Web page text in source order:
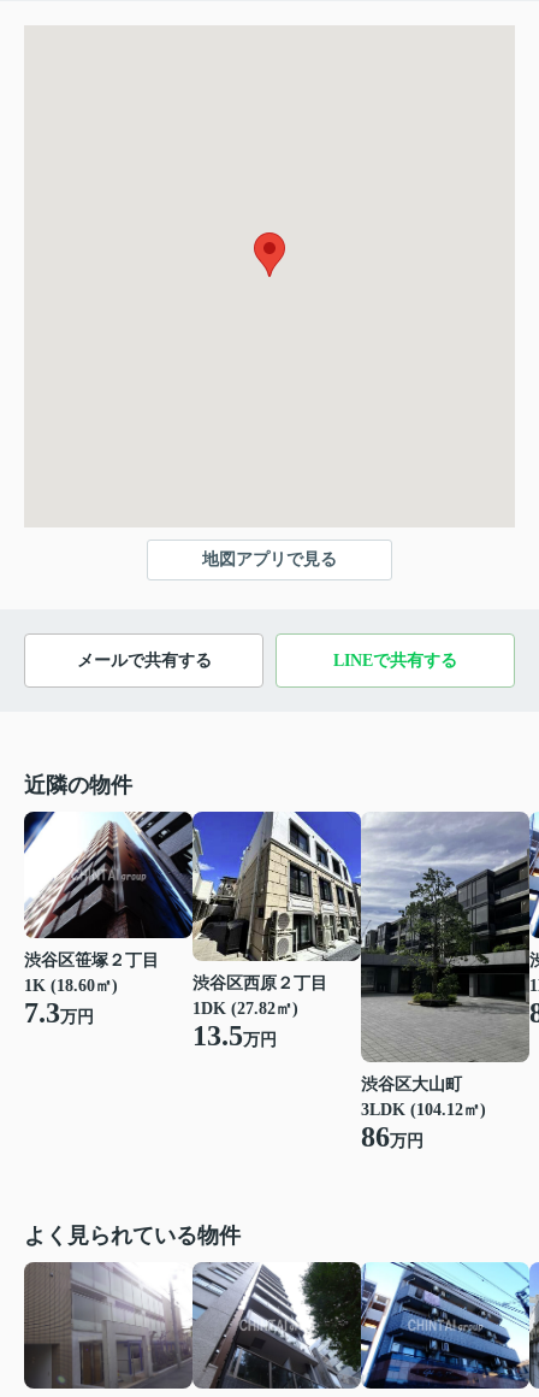
地図アプリで見る
メールで共有する LINEで共有する
近隣の物件
渋谷区笹塚２丁目
1K (18.60㎡)
7.3万円
渋谷区西原２丁目
1DK (27.82㎡)
13.5万円
渋谷区大山町
3LDK (104.12㎡)
86万円
よく見られている物件